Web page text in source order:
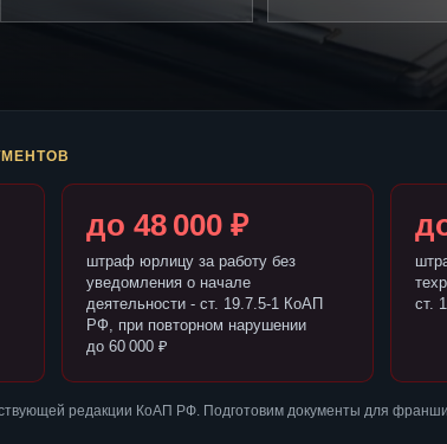
до 48 000 ₽
штраф юрлицу за работу без
уведомления о начале
деятельности - ст. 19.7.5-1 КоАП
РФ, при повторном нарушении
до 60 000 ₽
ст.
редакции КоАП РФ. Подготовим документы для